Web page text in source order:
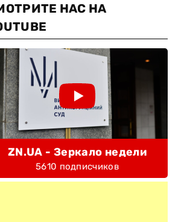
НАС НА
ZN.UA - Зеркало недели
5610 подписчиков